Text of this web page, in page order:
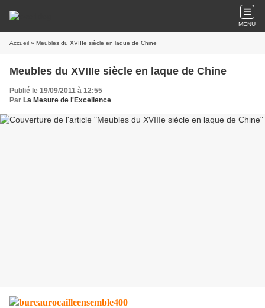
MENU
Accueil » Meubles du XVIIIe siècle en laque de Chine
Meubles du XVIIIe siècle en laque de Chine
Publié le 19/09/2011 à 12:55
Par La Mesure de l'Excellence